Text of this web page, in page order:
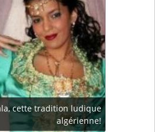
cette tradition ludique
algérienne!